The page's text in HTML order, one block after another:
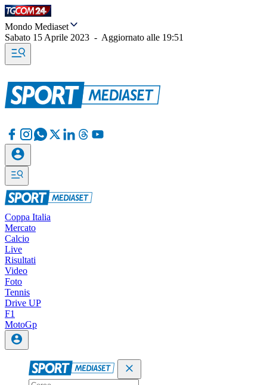
Mondo Mediaset
Sabato 15 Aprile 2023 - Aggiornato alle 19:51
Coppa Italia
Mercato
Calcio
Live
Risultati
Video
Foto
Tennis
Drive UP
F1
MotoGp